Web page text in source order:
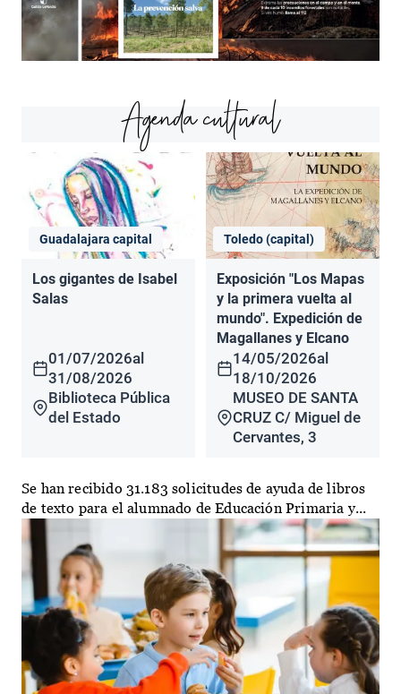
Agenda cultural
Guadalajara capital
Los gigantes de Isabel
Salas
01/07/2026al
31/08/2026
Biblioteca Pública
del Estado
Toledo (capital)
Exposición "Los Mapas
y la primera vuelta al
mundo". Expedición de
Magallanes y Elcano
14/05/2026al
18/10/2026
MUSEO DE SANTA
CRUZ C/ Miguel de
Cervantes, 3
Se han recibido 31.183 solicitudes de ayuda de libros
de texto para el alumnado de Educación Primaria y...